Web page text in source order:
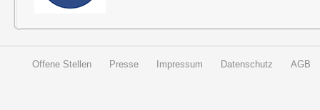
Offene Stellen Presse Impressum Datenschutz AGB